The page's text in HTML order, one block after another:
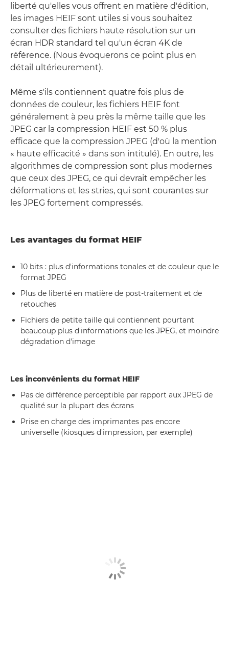
liberté qu'elles vous offrent en matière d'édition,
les images HEIF sont utiles si vous souhaitez
consulter des fichiers haute résolution sur un
écran HDR standard tel qu'un écran 4K de
référence. (Nous évoquerons ce point plus en
détail ultérieurement).
Même s'ils contiennent quatre fois plus de
données de couleur, les fichiers HEIF font
généralement à peu près la même taille que les
JPEG car la compression HEIF est 50 % plus
efficace que la compression JPEG (d'où la mention
« haute efficacité » dans son intitulé). En outre, les
algorithmes de compression sont plus modernes
que ceux des JPEG, ce qui devrait empêcher les
déformations et les stries, qui sont courantes sur
les JPEG fortement compressés.
Les avantages du format HEIF
10 bits : plus d'informations tonales et de couleur que le
format JPEG
Plus de liberté en matière de post-traitement et de
retouches
Fichiers de petite taille qui contiennent pourtant
beaucoup plus d'informations que les JPEG, et moindre
dégradation d'image
Les inconvénients du format HEIF
Pas de différence perceptible par rapport aux JPEG de
qualité sur la plupart des écrans
Prise en charge des imprimantes pas encore
universelle (kiosques d'impression, par exemple)